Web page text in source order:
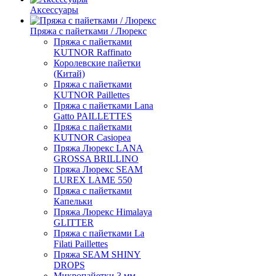
Аксессуары
Пряжа с пайетками / Люрекс
Пряжа с пайетками
KUTNOR Raffinato
Королевские пайетки
(Китай)
Пряжа с пайетками
KUTNOR Paillettes
Пряжа с пайетками Lana
Gatto PAILLETTES
Пряжа с пайетками
KUTNOR Casiopea
Пряжа Люрекс LANA
GROSSA BRILLINO
Пряжа Люрекс SEAM
LUREX LAME 550
Пряжа с пайетками
Капельки
Пряжа Люрекс Himalaya
GLITTER
Пряжа с пайетками La
Filati Paillettes
Пряжа SEAM SHINY
DROPS